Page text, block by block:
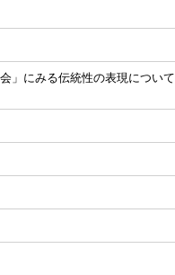
」にみる伝統性の表現について